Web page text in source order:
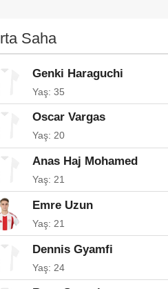
Saha
Genki Haraguchi
Yaş: 35
Oscar Vargas
Yaş: 20
Anas Haj Mohamed
Yaş: 21
Emre Uzun
Yaş: 21
Dennis Gyamfi
Yaş: 24